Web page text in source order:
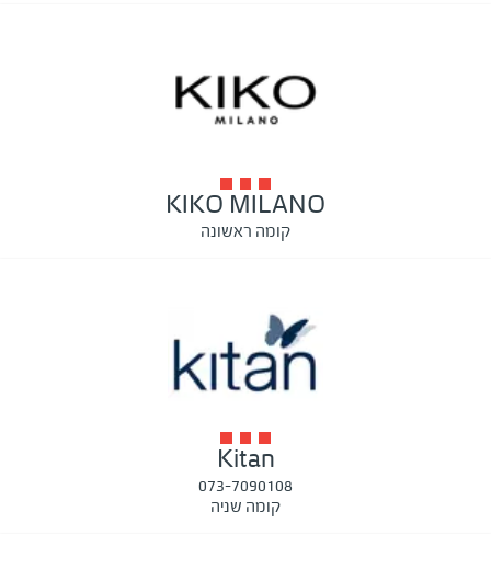
KIKO MILANO
קומה ראשונה
Kitan
073-7090108
קומה שניה